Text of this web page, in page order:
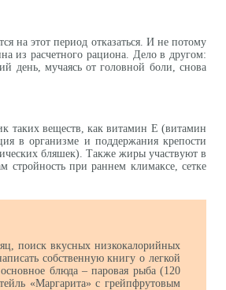
на этот период отказаться. И не потому
из расчетного рациона. Дело в другом:
день, мучаясь от головной боли, снова
таких веществ, как витамин Е (витамин
в организме и поддержания крепости
бляшек). Также жиры участвуют в
стройность при раннем климаксе, сетке
поиск вкусных низкокалорийных
собственную книгу о легкой
блюда – паровая рыба (120
«Маргарита» с грейпфрутовым